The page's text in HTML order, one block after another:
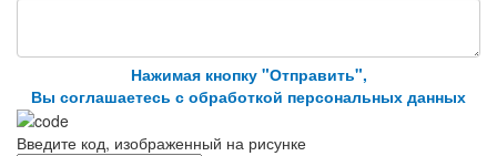
Нажимая кнопку "Отправить",
Вы соглашаетесь с обработкой персональных данных
Введите код, изображенный на рисунке